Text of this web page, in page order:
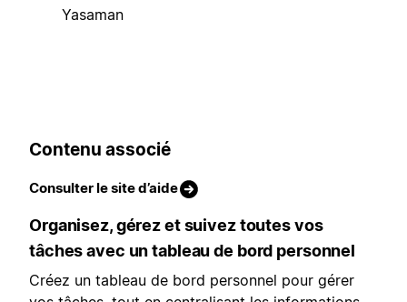
Yasaman
Contenu associé
Consulter le site d’aide
Organisez, gérez et suivez toutes vos
tâches avec un tableau de bord personnel
Créez un tableau de bord personnel pour gérer